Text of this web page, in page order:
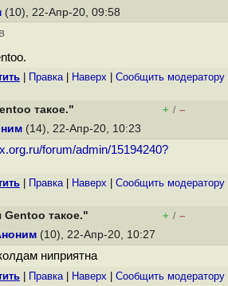
(10), 22-Апр-20, 09:58
Правка| Наверх Cообщить модератору
такое." + / –
(14), 22-Апр-20, 10:23
forum/admin/15194240?
Правка| Наверх Cообщить модератору
такое." + / –
(10), 22-Апр-20, 10:27
ниприятна
Правка| Наверх Cообщить модератору